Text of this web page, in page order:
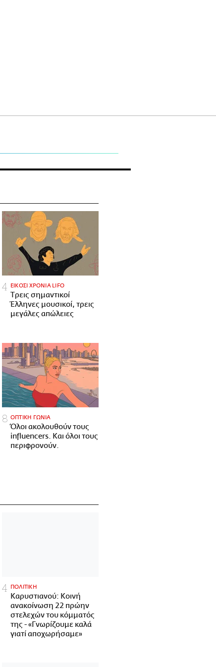
ΕΙΚΟΣΙ ΧΡΟΝΙΑ LIFO
Tρεις σημαντικοί
Έλληνες μουσικοί, τρεις
μεγάλες απώλειες
ΟΠΤΙΚΗ ΓΩΝΙΑ
Όλοι ακολουθούν τους
influencers. Και όλοι τους
περιφρονούν.
ΠΟΛΙΤΙΚΗ
Καρυστιανού: Κοινή
ανακοίνωση 22 πρώην
στελεχών του κόμματός
της - «Γνωρίζουμε καλά
γιατί αποχωρήσαμε»